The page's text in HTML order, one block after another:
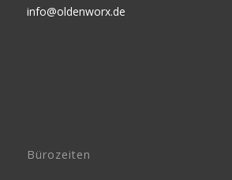
info@oldenworx.de
Bürozeiten